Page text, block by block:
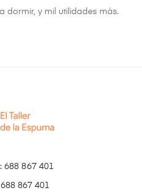
dormir, y mil utilidades más.
688 867 401
688 867 401